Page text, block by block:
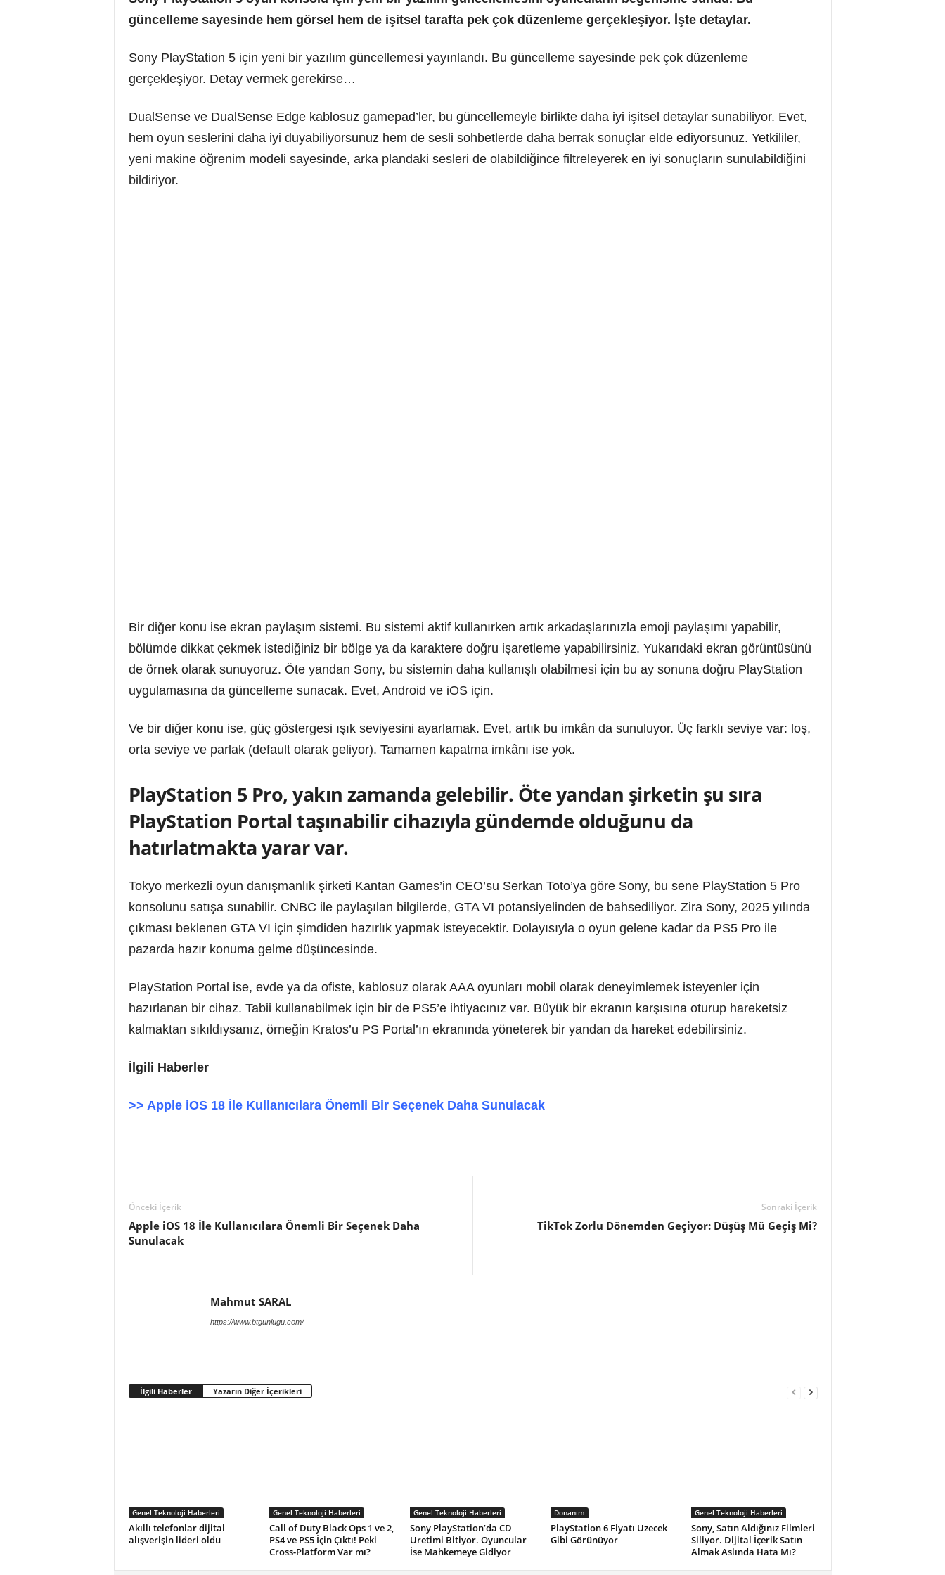
güncelleme sayesinde hem görsel hem de işitsel tarafta pek çok düzenleme gerçekleşiyor. İşte detaylar.
Sony PlayStation 5 için yeni bir yazılım güncellemesi yayınlandı. Bu güncelleme sayesinde pek çok düzenleme
gerçekleşiyor. Detay vermek gerekirse…
DualSense ve DualSense Edge kablosuz gamepad’ler, bu güncellemeyle birlikte daha iyi işitsel detaylar sunabiliyor. Evet,
hem oyun seslerini daha iyi duyabiliyorsunuz hem de sesli sohbetlerde daha berrak sonuçlar elde ediyorsunuz. Yetkililer,
yeni makine öğrenim modeli sayesinde, arka plandaki sesleri de olabildiğince filtreleyerek en iyi sonuçların sunulabildiğini
bildiriyor.
Bir diğer konu ise ekran paylaşım sistemi. Bu sistemi aktif kullanırken artık arkadaşlarınızla emoji paylaşımı yapabilir,
bölümde dikkat çekmek istediğiniz bir bölge ya da karaktere doğru işaretleme yapabilirsiniz. Yukarıdaki ekran görüntüsünü
de örnek olarak sunuyoruz. Öte yandan Sony, bu sistemin daha kullanışlı olabilmesi için bu ay sonuna doğru PlayStation
uygulamasına da güncelleme sunacak. Evet, Android ve iOS için.
Ve bir diğer konu ise, güç göstergesi ışık seviyesini ayarlamak. Evet, artık bu imkân da sunuluyor. Üç farklı seviye var: loş,
orta seviye ve parlak (default olarak geliyor). Tamamen kapatma imkânı ise yok.
PlayStation 5 Pro, yakın zamanda gelebilir. Öte yandan şirketin şu sıra
PlayStation Portal taşınabilir cihazıyla gündemde olduğunu da
hatırlatmakta yarar var.
Tokyo merkezli oyun danışmanlık şirketi Kantan Games’in CEO’su Serkan Toto’ya göre Sony, bu sene PlayStation 5 Pro
konsolunu satışa sunabilir. CNBC ile paylaşılan bilgilerde, GTA VI potansiyelinden de bahsediliyor. Zira Sony, 2025 yılında
çıkması beklenen GTA VI için şimdiden hazırlık yapmak isteyecektir. Dolayısıyla o oyun gelene kadar da PS5 Pro ile
pazarda hazır konuma gelme düşüncesinde.
PlayStation Portal ise, evde ya da ofiste, kablosuz olarak AAA oyunları mobil olarak deneyimlemek isteyenler için
hazırlanan bir cihaz. Tabii kullanabilmek için bir de PS5’e ihtiyacınız var. Büyük bir ekranın karşısına oturup hareketsiz
kalmaktan sıkıldıysanız, örneğin Kratos’u PS Portal’ın ekranında yöneterek bir yandan da hareket edebilirsiniz.
İlgili Haberler
>> Apple iOS 18 İle Kullanıcılara Önemli Bir Seçenek Daha Sunulacak
Önceki İçerik
Apple iOS 18 İle Kullanıcılara Önemli Bir Seçenek Daha
Sunulacak
Sonraki İçerik
TikTok Zorlu Dönemden Geçiyor: Düşüş Mü Geçiş Mi?
Mahmut SARAL
https://www.btgunlugu.com/
İlgili Haberler Yazarın Diğer İçerikleri
Genel Teknoloji Haberleri
Akıllı telefonlar dijital
alışverişin lideri oldu
Genel Teknoloji Haberleri
Call of Duty Black Ops 1 ve 2,
PS4 ve PS5 İçin Çıktı! Peki
Cross-Platform Var mı?
Genel Teknoloji Haberleri
Sony PlayStation’da CD
Üretimi Bitiyor. Oyuncular
İse Mahkemeye Gidiyor
Donanım
PlayStation 6 Fiyatı Üzecek
Gibi Görünüyor
Genel Teknoloji Haberleri
Sony, Satın Aldığınız Filmleri
Siliyor. Dijital İçerik Satın
Almak Aslında Hata Mı?